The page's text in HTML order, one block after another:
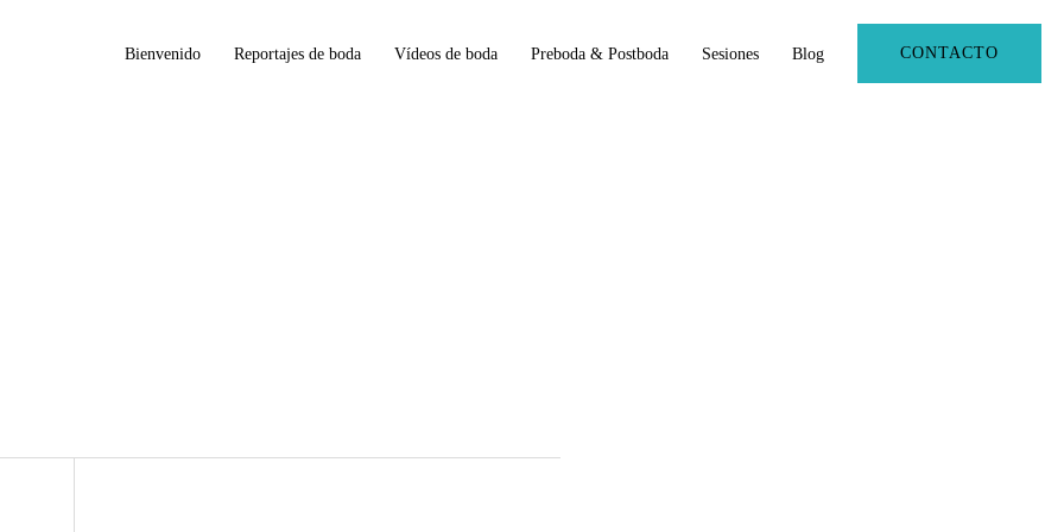
Bienvenido Reportajes de boda Vídeos de boda Preboda & Postboda Sesiones Blog CONTACTO